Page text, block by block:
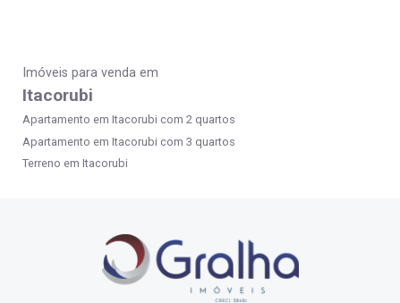
Imóveis para venda em
Itacorubi
Apartamento em Itacorubi com 2 quartos
Apartamento em Itacorubi com 3 quartos
Terreno em Itacorubi